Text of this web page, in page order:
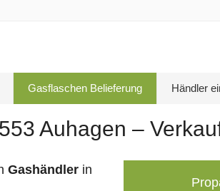
Gasflaschen Belieferung Händler
Auhagen –
Gashändler in